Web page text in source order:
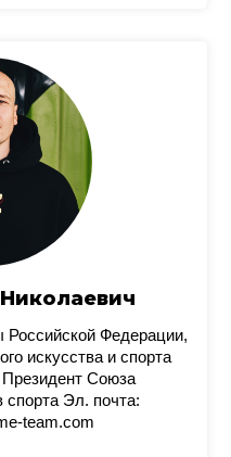
Федерации,
искусства и спорта
Президент Союза
Эл. почта:
team.com